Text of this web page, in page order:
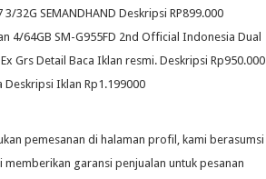
3/32G SEMANDHAND Deskripsi RP899.000
4/64GB SM-G955FD 2nd Official Indonesia Dual
Grs Detail Baca Iklan resmi. Deskripsi Rp950.000
Deskripsi Iklan Rp1.199000
pemesanan di halaman profil, kami berasumsi
garansi penjualan untuk pesanan